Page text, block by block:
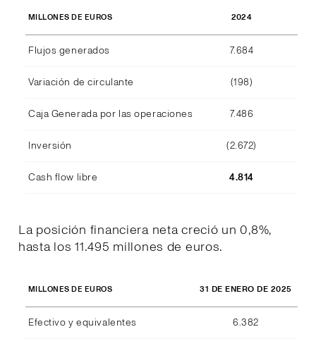
MILLONES DE EUROS 2024
Flujos generados 7.684
Variación de circulante (198)
Caja Generada por las operaciones 7.486
Inversión (2.672)
Cash flow libre 4.814
La posición financiera neta creció un 0,8%,
hasta los 11.495 millones de euros.
MILLONES DE EUROS 31 DE ENERO DE 2025
Efectivo y equivalentes 6.382